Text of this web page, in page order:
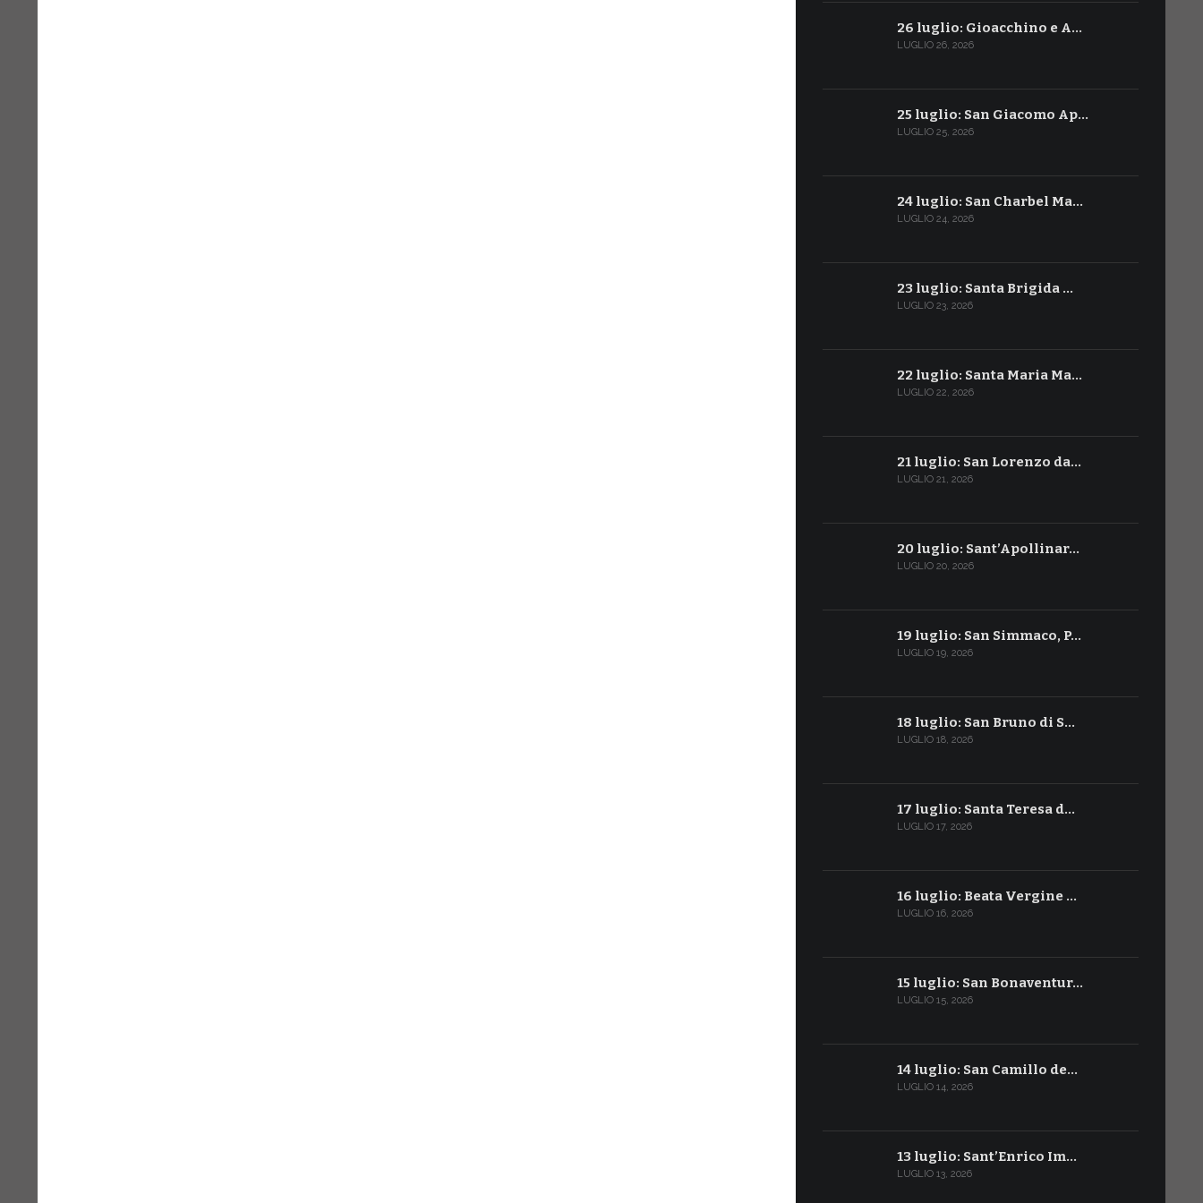
26 luglio: Gioacchino e A…
LUGLIO 26, 2026
25 luglio: San Giacomo Ap…
LUGLIO 25, 2026
24 luglio: San Charbel Ma…
LUGLIO 24, 2026
23 luglio: Santa Brigida …
LUGLIO 23, 2026
22 luglio: Santa Maria Ma…
LUGLIO 22, 2026
21 luglio: San Lorenzo da…
LUGLIO 21, 2026
20 luglio: Sant’Apollinar…
LUGLIO 20, 2026
19 luglio: San Simmaco, P…
LUGLIO 19, 2026
18 luglio: San Bruno di S…
LUGLIO 18, 2026
17 luglio: Santa Teresa d…
LUGLIO 17, 2026
16 luglio: Beata Vergine …
LUGLIO 16, 2026
15 luglio: San Bonaventur…
LUGLIO 15, 2026
14 luglio: San Camillo de…
LUGLIO 14, 2026
13 luglio: Sant’Enrico Im…
LUGLIO 13, 2026